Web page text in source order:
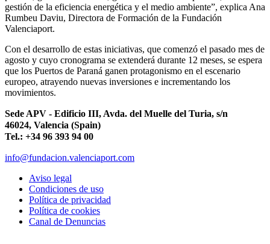
gestión de la eficiencia energética y el medio ambiente”, explica Ana
Rumbeu Daviu, Directora de Formación de la Fundación
Valenciaport.
Con el desarrollo de estas iniciativas, que comenzó el pasado mes de
agosto y cuyo cronograma se extenderá durante 12 meses, se espera
que los Puertos de Paraná ganen protagonismo en el escenario
europeo, atrayendo nuevas inversiones e incrementando los
movimientos.
Sede APV - Edificio III, Avda. del Muelle del Turia, s/n
46024, Valencia (Spain)
Tel.: +34 96 393 94 00
info@fundacion.valenciaport.com
Aviso legal
Condiciones de uso
Política de privacidad
Política de cookies
Canal de Denuncias